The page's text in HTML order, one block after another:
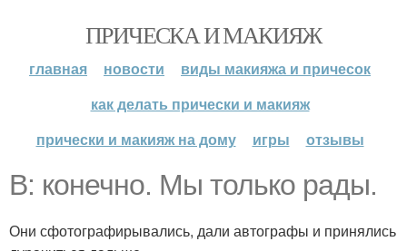
ПРИЧЕСКА И МАКИЯЖ
главная новости
виды макияжа и причесок
как делать прически и макияж
прически и макияж на дому
игры отзывы
В: конечно. Мы только рады.
Они сфотографирывались, дали автографы и принялись